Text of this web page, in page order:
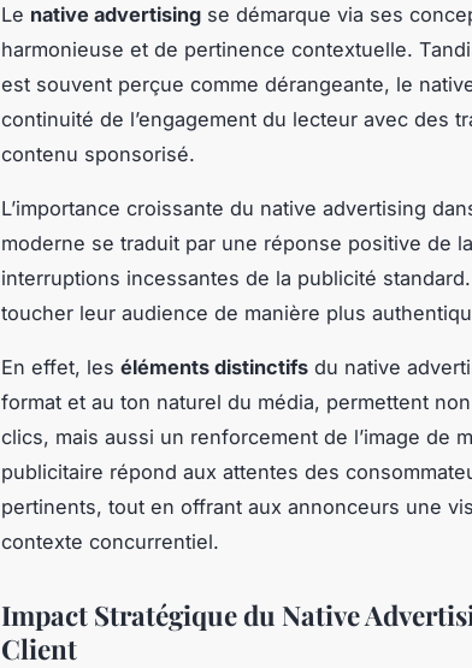
Le native advertising se démarque via ses
harmonieuse et de pertinence contextuelle.
est souvent perçue comme dérangeante, le
continuité de l’engagement du lecteur avec des
contenu sponsorisé.
L’importance croissante du native advertising
moderne se traduit par une réponse positive de
interruptions incessantes de la publicité
toucher leur audience de manière plus
En effet, les éléments distinctifs du native
format et au ton naturel du média, permettent
clics, mais aussi un renforcement de l’image de
publicitaire répond aux attentes des
pertinents, tout en offrant aux annonceurs une
contexte concurrentiel.
Impact Stratégique du Native
Client